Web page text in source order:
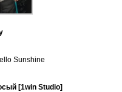
Sunshine
[1win Studio]